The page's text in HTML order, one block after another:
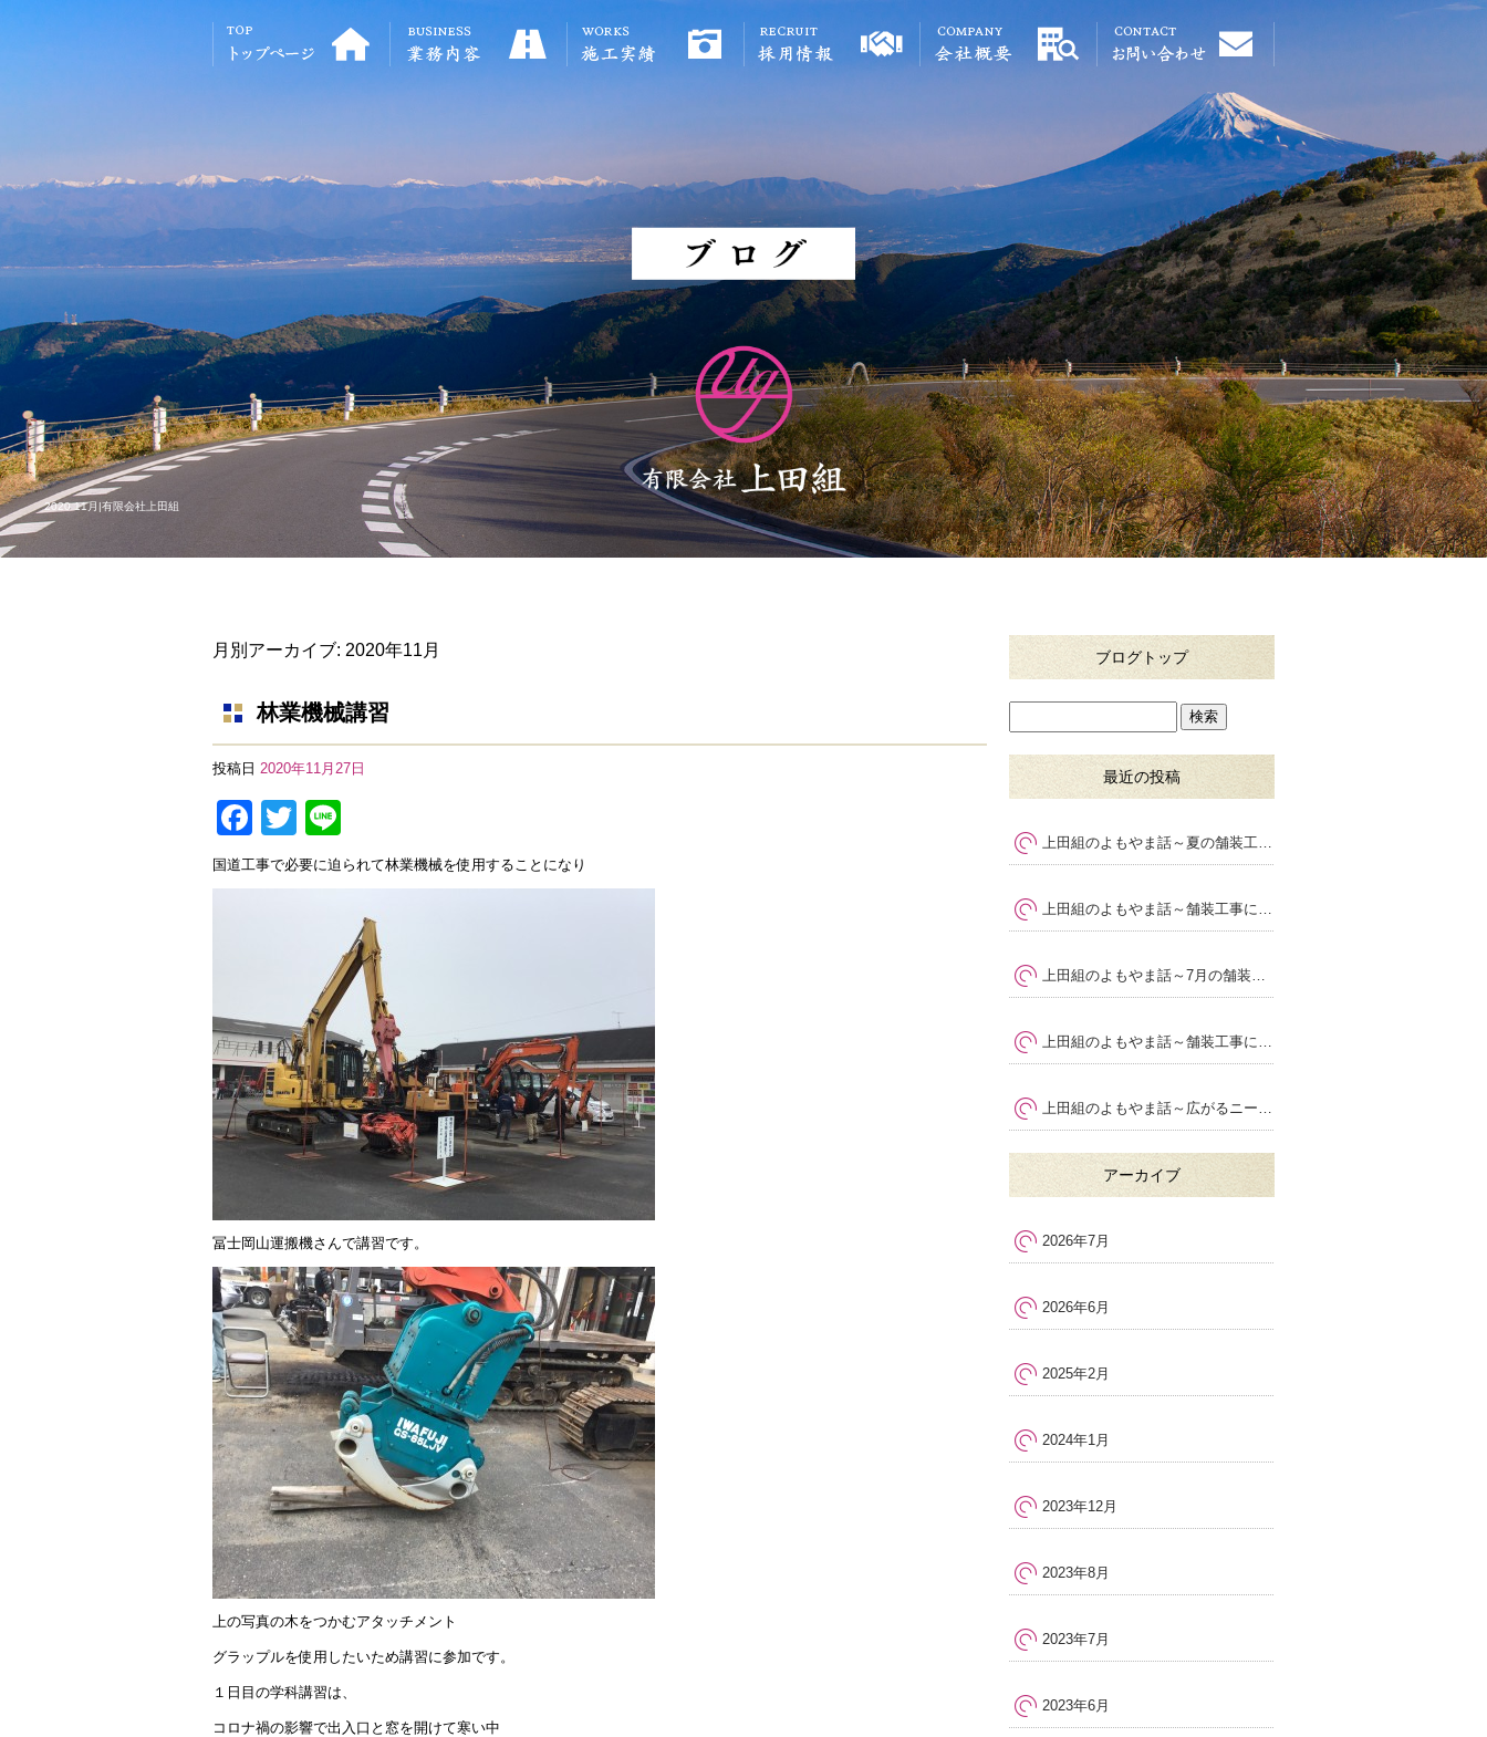
2020 11月|有限会社上田組
月別アーカイブ: 2020年11月
林業機械講習
投稿日 2020年11月27日
F
a
c
o
k
T
wi
tt
n
国道工事で必要に迫られて林業機械を使用することになり
冨士岡山運搬機さんで講習です。
上の写真の木をつかむアタッチメント
グラップルを使用したいため講習に参加です。
１日目の学科講習は、
コロナ禍の影響で出入口と窓を開けて寒い中
ブログトップ
最近の投稿
上田組のよもやま話～夏の舗装工事で大切な暑さ対策と品質管理
上田組のよもやま話～舗装工事に求められる専門性とは
上田組のよもやま話～7月の舗装工事で気をつけたいポイント
上田組のよもやま話～舗装工事における安全管理の大切さ
上田組のよもやま話～広がるニーズ
アーカイブ
2026年7月
2026年6月
2025年2月
2024年1月
2023年12月
2023年8月
2023年7月
2023年6月